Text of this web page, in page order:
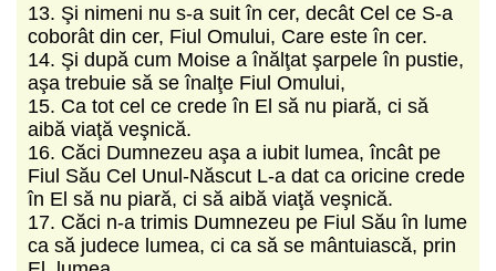
13. Şi nimeni nu s-a suit în cer, decât Cel ce S-a
coborât din cer, Fiul Omului, Care este în cer.
14. Şi după cum Moise a înălţat şarpele în pustie,
aşa trebuie să se înalţe Fiul Omului,
15. Ca tot cel ce crede în El să nu piară, ci să
aibă viaţă veşnică.
16. Căci Dumnezeu aşa a iubit lumea, încât pe
Fiul Său Cel Unul-Născut L-a dat ca oricine crede
în El să nu piară, ci să aibă viaţă veşnică.
17. Căci n-a trimis Dumnezeu pe Fiul Său în lume
ca să judece lumea, ci ca să se mântuiască, prin